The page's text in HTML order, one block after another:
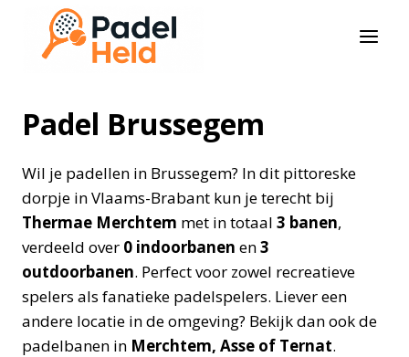
Doorgaan
inhoud
Padel Brussegem
Wil je padellen in Brussegem? In dit pittoreske
dorpje in Vlaams-Brabant kun je terecht bij
Thermae Merchtem met in totaal 3 banen,
verdeeld over 0 indoorbanen en3
outdoorbanen. Perfect voor zowel recreatieve
spelers als fanatieke padelspelers. Liever een
andere locatie in de omgeving? Bekijk dan ook de
padelbanen in Merchtem, Asse of Ternat.